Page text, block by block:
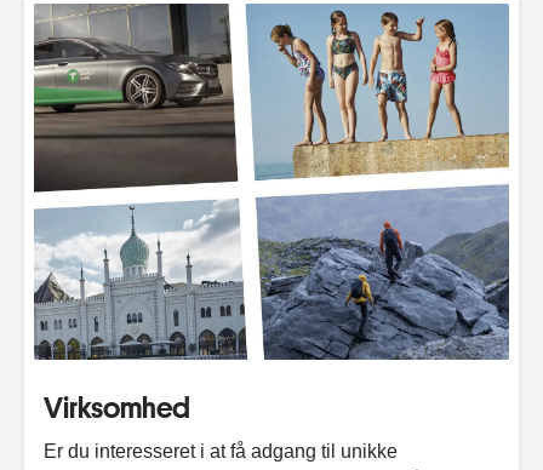
Virksomhed
Er du interesseret i at få adgang til unikke